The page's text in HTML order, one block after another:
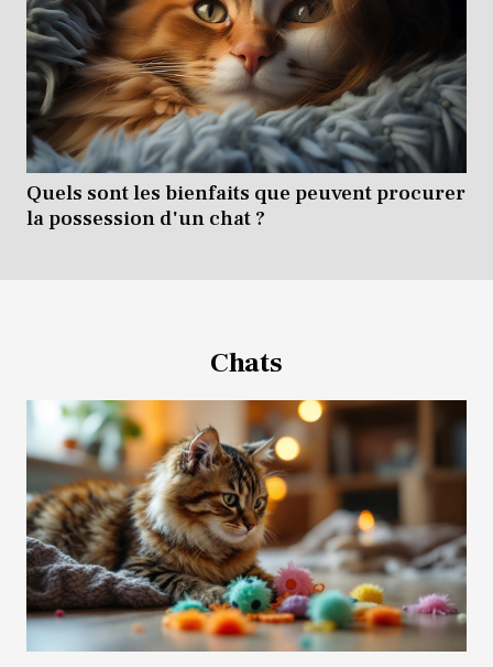
Quels sont les bienfaits que peuvent procurer
la possession d'un chat ?
Chats